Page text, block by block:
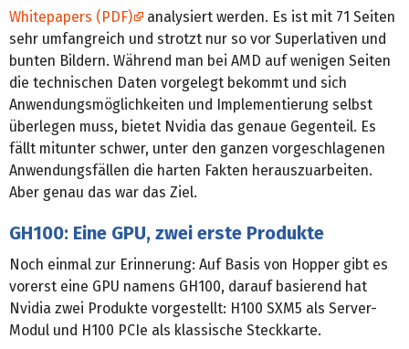
Whitepapers (PDF)
analysiert werden. Es ist mit 71 Seiten
sehr umfangreich und strotzt nur so vor Superlativen und
bunten Bildern. Während man bei AMD auf wenigen Seiten
die technischen Daten vorgelegt bekommt und sich
Anwendungsmöglichkeiten und Implementierung selbst
überlegen muss, bietet Nvidia das genaue Gegenteil. Es
fällt mitunter schwer, unter den ganzen vorgeschlagenen
Anwendungsfällen die harten Fakten herauszuarbeiten.
Aber genau das war das Ziel.
GH100: Eine GPU, zwei erste Produkte
Noch einmal zur Erinnerung: Auf Basis von Hopper gibt es
vorerst eine GPU namens GH100, darauf basierend hat
Nvidia zwei Produkte vorgestellt: H100 SXM5 als Server-
Modul und H100 PCIe als klassische Steckkarte.